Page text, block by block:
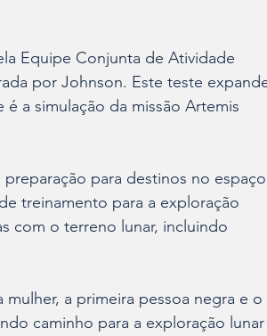
Equipe Conjunta de Atividade
por Johnson. Este teste
a simulação da missão Artemis
para destinos no espaço
treinamento para a exploração
com o terreno lunar, incluindo
a primeira pessoa negra e o
caminho para a exploração lunar